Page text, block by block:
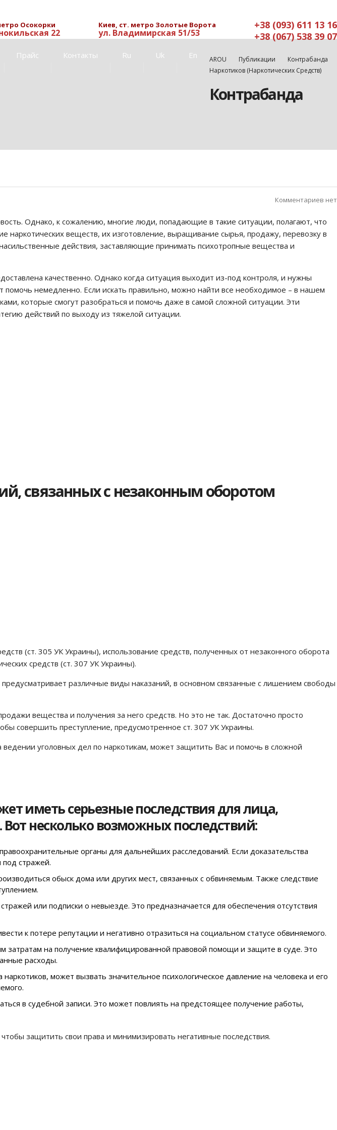
+38 (093) 611 13 16
+38 (067) 538 39 07
Киев, ст. метро Золотые Ворота
ул. Владимирская 51/53
Осокорки
22
Прайс Контакты Ru Uk En AROU Публикации
Контрабанда
Наркотиков (наркотических Средств)
Контрабанда
Комментариев нет
Однако, к сожалению, многие люди, попадающие в такие ситуации, полагают, что
наркотических веществ, их изготовление, выращивание сырья, продажу, перевозку в
действия, заставляющие принимать психотропные вещества и
​​качественно. Однако когда ситуация выходит из-под контроля, и нужны
немедленно. Если искать правильно, можно найти все необходимое – в нашем
которые смогут разобраться и помочь даже в самой сложной ситуации. Эти
действий по выходу из тяжелой ситуации.
связанных с незаконным оборотом
(ст. 305 УК Украины), использование средств, полученных от незаконного оборота
средств (ст. 307 УК Украины).
различные виды наказаний, в основном связанные с лишением свободы
вещества и получения за него средств. Но это не так. Достаточно просто
совершить преступление, предусмотренное ст. 307 УК Украины.
уголовных дел по наркотикам, может защитить Вас и помочь в сложной
иметь серьезные последствия для лица,
несколько возможных последствий:
органы для дальнейших расследований. Если доказательства
стражей.
обыск дома или других мест, связанных с обвиняемым. Также следствие
или подписки о невыезде. Это предназначается для обеспечения отсутствия
к потере репутации и негативно отразиться на социальном статусе обвиняемого.
на получение квалифицированной правовой помощи и защите в суде. Это
расходы.
может вызвать значительное психологическое давление на человека и его
в судебной записи. Это может повлиять на предстоящее получение работы,
чтобы защитить свои права и минимизировать негативные последствия.